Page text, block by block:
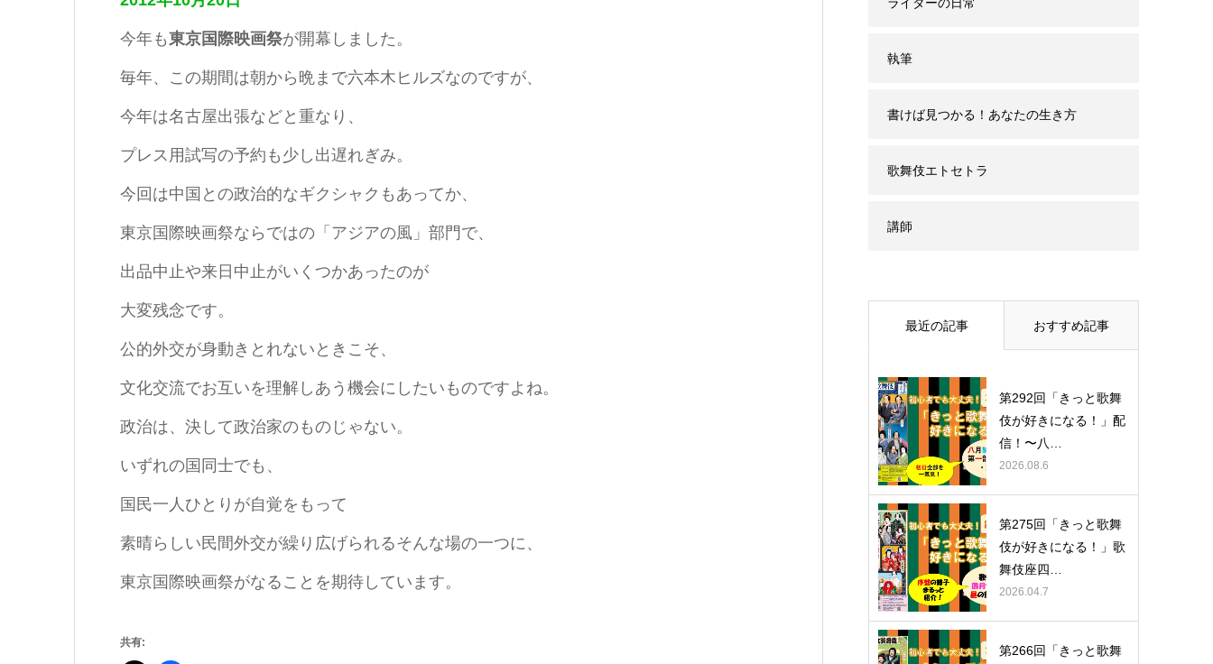
今年も東京国際映画祭が開幕しました。
毎年、この期間は朝から晩まで六本木ヒルズなのですが、
今年は名古屋出張などと重なり、
プレス用試写の予約も少し出遅れぎみ。
今回は中国との政治的なギクシャクもあってか、
東京国際映画祭ならではの「アジアの風」部門で、
出品中止や来日中止がいくつかあったのが
大変残念です。
公的外交が身動きとれないときこそ、
文化交流でお互いを理解しあう機会にしたいものですよね。
政治は、決して政治家のものじゃない。
いずれの国同士でも、
国民一人ひとりが自覚をもって
素晴らしい民間外交が繰り広げられるそんな場の一つに、
東京国際映画祭がなることを期待しています。
共有:
執筆
書けば見つかる！あなたの生き方
歌舞伎エトセトラ
講師
最近の記事 おすすめ記事
第292回「きっと歌舞
伎が好きになる！」配
信！〜八…
2026.08.6
第275回「きっと歌舞
伎が好きになる！」歌
舞伎座四…
2026.04.7
第266回「きっと歌舞